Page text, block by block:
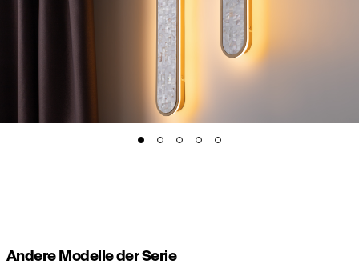
Andere Modelle der Serie